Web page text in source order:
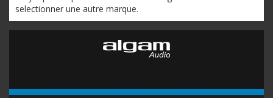
selectionner une autre marque.